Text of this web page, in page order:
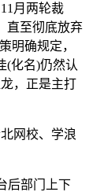
月两轮裁
直至彻底放弃
明确规定，
(化名)仍然认
，正是主打
网校、学浪
后部门上下